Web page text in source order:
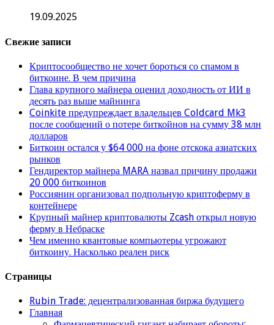
19.09.2025
Свежие записи
Криптосообщество не хочет бороться со спамом в
биткоине. В чем причина
Глава крупного майнера оценил доходность от ИИ в
десять раз выше майнинга
Coinkite предупреждает владельцев Coldcard Mk3
после сообщений о потере биткойнов на сумму 38 млн
долларов
Биткоин остался у $64 000 на фоне отскока азиатских
рынков
Гендиректор майнера MARA назвал причину продажи
20 000 биткоинов
Россиянин организовал подпольную криптоферму в
контейнере
Крупный майнер криптовалюты Zcash открыл новую
ферму в Небраске
Чем именно квантовые компьютеры угрожают
биткоину. Насколько реален риск
Страницы
Rubin Trade: децентрализованная биржа будущего
Главная